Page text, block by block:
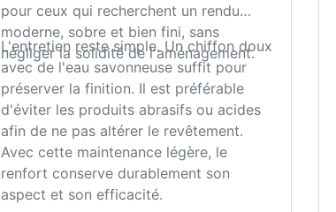
pour ceux qui recherchent un rendu
moderne, sobre et bien fini, sans
négliger la solidité de l'aménagement.
L'entretien reste simple. Un chiffon doux
avec de l'eau savonneuse suffit pour
préserver la finition. Il est préférable
d'éviter les produits abrasifs ou acides
afin de ne pas altérer le revêtement.
Avec cette maintenance légère, le
renfort conserve durablement son
aspect et son efficacité.